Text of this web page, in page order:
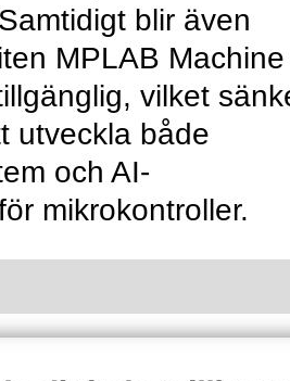
blir även
MPLAB Machine
vilket
utveckla både
och AI-
mikrokontroller.